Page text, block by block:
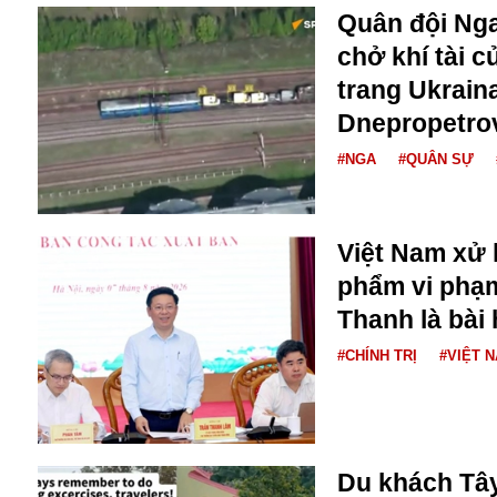
Diego Maradona
Di cư
Dòng chảy phương Bắc 1
Dải Gaza
Facebook
FED
Fansipan
F0
FLC
F-16
Gương sáng
Golf
GDP
Quân đội
chở khí tài
trang
#NGA #QUÂN SỰ
Việt Nam xử
phẩm vi
Thanh là bài
#CHÍNH TRỊ #VIỆT
Du khách